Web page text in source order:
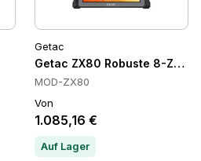
Getac
Getac ZX80 Robuste 8-Zoll
MOD-ZX80
Von
1.085,16 €
Auf Lager